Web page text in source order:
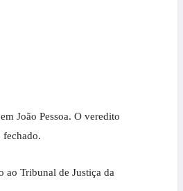
João Pessoa. O veredito
fechado.
ao Tribunal de Justiça da